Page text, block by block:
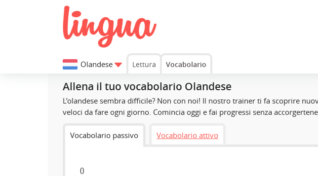
Olandese Lettura Vocabolario
Allena il tuo vocabolario Olandese
L’olandese sembra difficile? Non con noi! Il nostro trainer ti fa scoprire
veloci da fare ogni giorno. Comincia oggi e fai progressi senza
Vocabolario passivo Vocabolario attivo
()